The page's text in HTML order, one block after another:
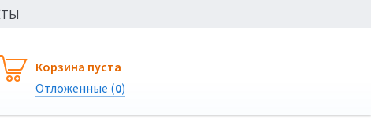
Корзина пуста
Отложенные (0)